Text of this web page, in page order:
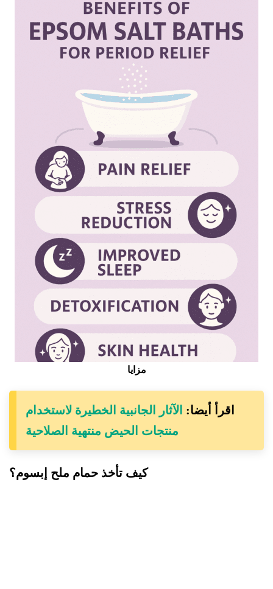
مزايا
اقرأ أيضا: الآثار الجانبية الخطيرة لاستخدام
منتجات الحيض منتهية الصلاحية
كيف تأخذ حمام ملح إبسوم؟